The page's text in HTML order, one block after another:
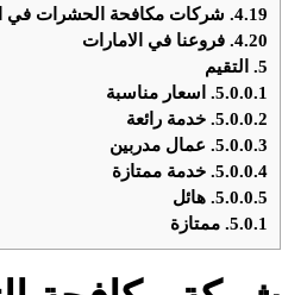
4.19. شركات مكافحة الحشرات في
4.20. فروعنا في الامارات
5.
التقيم
5.0.0.1.
اسعار مناسبة
5.0.0.2. خدمة رائعة
5.0.0.3. عمال مدربين
5.0.0.4. خدمة ممتازة
5.0.0.5. هائل
5.0.1. ممتازة